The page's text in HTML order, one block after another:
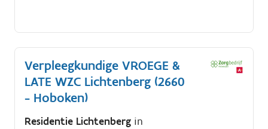
Verpleegkundige VROEGE &
LATE WZC Lichtenberg (2660
- Hoboken)
Residentie Lichtenberg in